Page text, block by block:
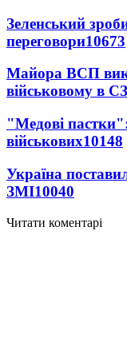
Зеленський
переговори10673
Майора ВСП
військовому в
"Медові
військових10148
Україна
ЗМІ10040
Читати коментарі